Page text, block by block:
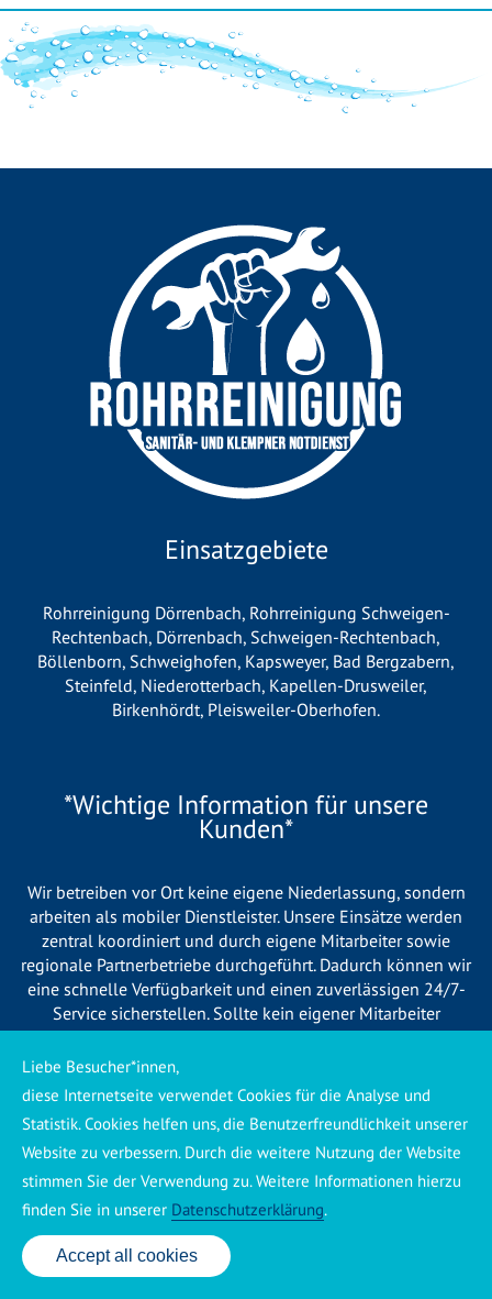
Einsatzgebiete
Rohrreinigung Dörrenbach, Rohrreinigung Schweigen-
Rechtenbach, Dörrenbach, Schweigen-Rechtenbach,
Böllenborn, Schweighofen, Kapsweyer, Bad Bergzabern,
Steinfeld, Niederotterbach, Kapellen-Drusweiler,
Birkenhördt, Pleisweiler-Oberhofen.
*Wichtige Information für unsere
Kunden*
Wir betreiben vor Ort keine eigene Niederlassung, sondern
arbeiten als mobiler Dienstleister. Unsere Einsätze werden
zentral koordiniert und durch eigene Mitarbeiter sowie
regionale Partnerbetriebe durchgeführt. Dadurch können wir
eine schnelle Verfügbarkeit und einen zuverlässigen 24/7-
Service sicherstellen. Sollte kein eigener Mitarbeiter
unmittelbar verfügbar sein, übernehmen Partnerbetriebe aus
Ihrer Region den Auftrag. Alle eingesetzten Betriebe sind
verpflichtet, Sie vor Beginn der Arbeiten transparent über die
voraussichtlichen Kosten zu informieren und ortsübliche
Preise zu berechnen.
Käuferschutz ansehen Impressum
24 Std. Service: ✆ 0176 160 517 86
Accept all cookies
Liebe Besucher*innen,
diese Internetseite verwendet Cookies für die Analyse und
Statistik. Cookies helfen uns, die Benutzerfreundlichkeit unserer
Website zu verbessern. Durch die weitere Nutzung der Website
stimmen Sie der Verwendung zu. Weitere Informationen hierzu
finden Sie in unserer Datenschutzerklärung.